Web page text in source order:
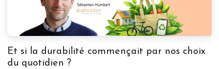
Et si la durabilité commençait par nos choix
du quotidien ?